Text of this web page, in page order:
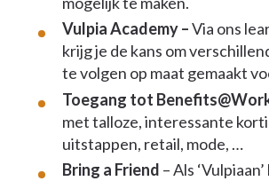
Vulpia Academy –Via ons
krijg je de kans om
te volgen op maat gemaakt
Toegang tot
met talloze, interessante
uitstappen, retail, mode, …
Bring a Friend – Als